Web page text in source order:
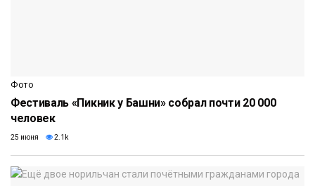
Фото
Фестиваль «Пикник у Башни» собрал почти 20 000
человек
25 июня 2.1k